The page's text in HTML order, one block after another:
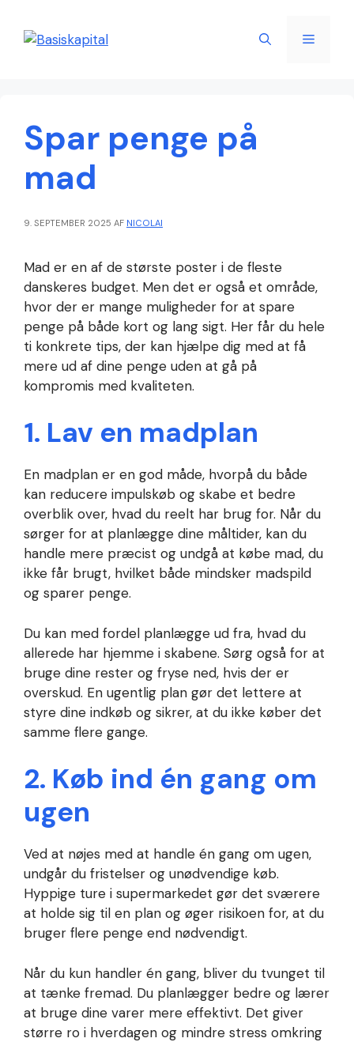
indhold
Menu
Spar penge på
mad
9. SEPTEMBER 2025 AF NICOLAI
Mad er en af de største poster i de fleste
danskeres budget. Men det er også et område,
hvor der er mange muligheder for at spare
penge på både kort og lang sigt. Her får du hele
ti konkrete tips, der kan hjælpe dig med at få
mere ud af dine penge uden at gå på
kompromis med kvaliteten.
1. Lav en madplan
En madplan er en god måde, hvorpå du både
kan reducere impulskøb og skabe et bedre
overblik over, hvad du reelt har brug for. Når du
sørger for at planlægge dine måltider, kan du
handle mere præcist og undgå at købe mad, du
ikke får brugt, hvilket både mindsker madspild
og sparer penge.
Du kan med fordel planlægge ud fra, hvad du
allerede har hjemme i skabene. Sørg også for at
bruge dine rester og fryse ned, hvis der er
overskud. En ugentlig plan gør det lettere at
styre dine indkøb og sikrer, at du ikke køber det
samme flere gange.
2. Køb ind én gang om
ugen
Ved at nøjes med at handle én gang om ugen,
undgår du fristelser og unødvendige køb.
Hyppige ture i supermarkedet gør det sværere
at holde sig til en plan og øger risikoen for, at du
bruger flere penge end nødvendigt.
Når du kun handler én gang, bliver du tvunget til
at tænke fremad. Du planlægger bedre og lærer
at bruge dine varer mere effektivt. Det giver
større ro i hverdagen og mindre stress omkring